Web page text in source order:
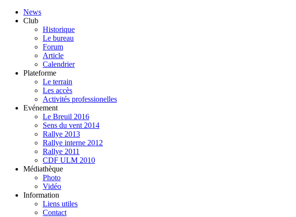
News
Club
Historique
Le bureau
Forum
Article
Calendrier
Plateforme
Le terrain
Les accès
Activités professionelles
Evénement
Le Breuil 2016
Sens du vent 2014
Rallye 2013
Rallye interne 2012
Rallye 2011
CDF ULM 2010
Médiathèque
Photo
Vidéo
Information
Liens utiles
Contact